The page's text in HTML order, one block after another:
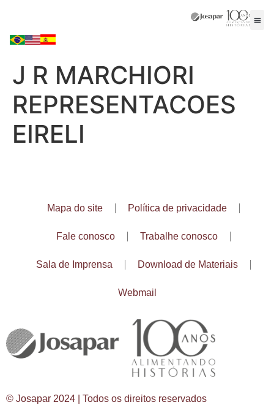
J R MARCHIORI
REPRESENTACOES
EIRELI
Mapa do site Política de privacidade
Fale conosco Trabalhe conosco
Sala de Imprensa Download de Materiais
Webmail
© Josapar 2024 | Todos os direitos reservados